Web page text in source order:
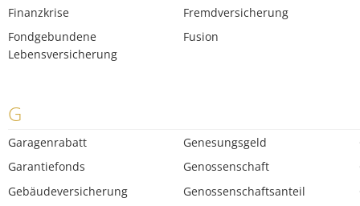
Finanzkrise
Fondgebundene
Lebensversicherung
Fremdversicherung
Fusion
G
Garagenrabatt
Garantiefonds
Gebäudeversicherung
Genesungsgeld
Genossenschaft
Genossenschaftsanteil